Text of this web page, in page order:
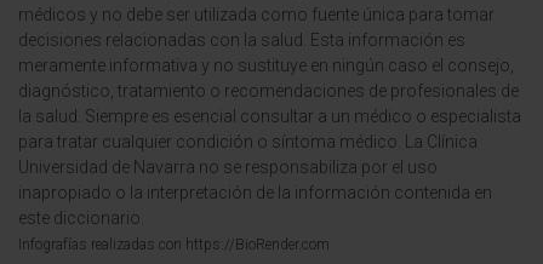
médicos y no debe ser utilizada como fuente única para tomar
decisiones relacionadas con la salud. Esta información es
meramente informativa y no sustituye en ningún caso el consejo,
diagnóstico, tratamiento o recomendaciones de profesionales de
la salud. Siempre es esencial consultar a un médico o especialista
para tratar cualquier condición o síntoma médico. La Clínica
Universidad de Navarra no se responsabiliza por el uso
inapropiado o la interpretación de la información contenida en
este diccionario.
Infografías realizadas con https://BioRender.com